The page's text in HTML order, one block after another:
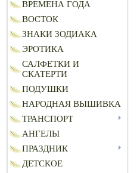
ВРЕМЕНА ГОДА
ВОСТОК
ЗНАКИ ЗОДИАКА
ЭРОТИКА
САЛФЕТКИ И
СКАТЕРТИ
ПОДУШКИ
НАРОДНАЯ ВЫШИВКА
ТРАНСПОРТ
АНГЕЛЫ
ПРАЗДНИК
ДЕТСКОЕ